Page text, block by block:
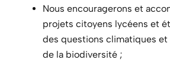
Nous encouragerons et
projets citoyens lycéens et
des questions climatiques
de la biodiversité ;